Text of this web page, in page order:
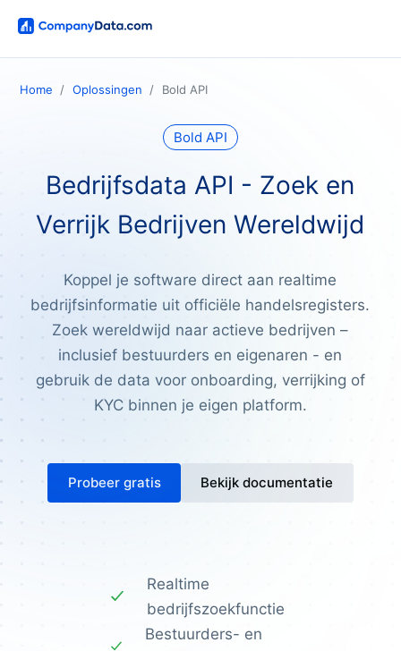
Home Oplossingen Bold API
Bold API
Bedrijfsdata API - Zoek en
Verrijk Bedrijven Wereldwijd
Koppel je software direct aan realtime
bedrijfsinformatie uit officiële handelsregisters.
Zoek wereldwijd naar actieve bedrijven –
inclusief bestuurders en eigenaren - en
gebruik de data voor onboarding, verrijking of
KYC binnen je eigen platform.
Probeer gratis Bekijk documentatie
Realtime
bedrijfszoekfunctie
Bestuurders- en